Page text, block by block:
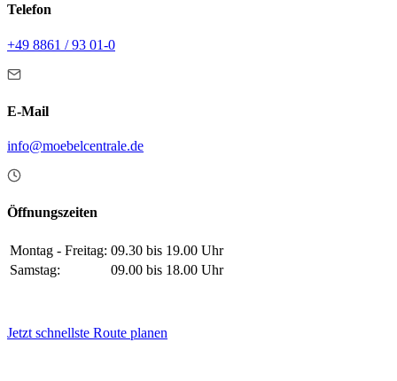
Telefon
+49 8861 / 93 01-0
E-Mail
info@moebelcentrale.de
Öffnungszeiten
Montag - Freitag: 09.30 bis 19.00 Uhr
Samstag:
09.00 bis 18.00 Uhr
Jetzt schnellste Route planen